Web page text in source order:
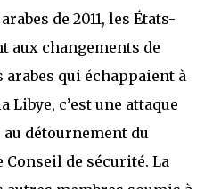
de 2011, les États-
aux changements de
qui échappaient à
c’est une attaque
détournement du
Conseil de sécurité. La